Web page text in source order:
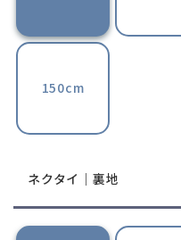
150cm
ネクタイ｜裏地